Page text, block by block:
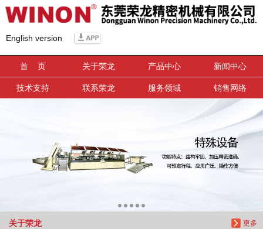
English version
首 页 关于荣龙 产品中心 新闻中心
技术支持 联系荣龙 服务领域 销售网络
更多
关于荣龙
信息搜索
搜索